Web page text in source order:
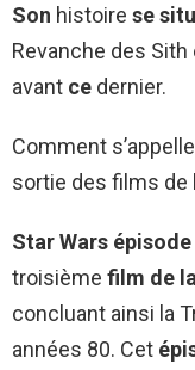
Son histoire se
Revanche des
avant ce dernier.
Comment
sortie des films de
Star Wars épisode
troisième film de
concluant ainsi la
années 80. Cet